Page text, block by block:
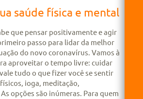
saúde física e mental
que pensar positivamente e agir
passo para lidar da melhor
do novo coronavírus. Vamos à
aproveitar o tempo livre: cuidar
tudo o que fizer você se sentir
ioga, meditação,
opções são inúmeras. Para quem